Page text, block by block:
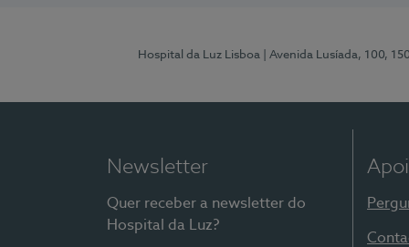
Hospital da Luz Lisboa | Avenida Lusíada, 100,
Newsletter
Quer receber a newsletter do
Hospital da Luz?